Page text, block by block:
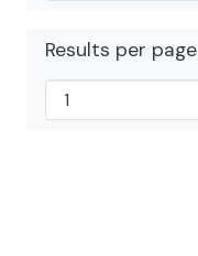
Results per page